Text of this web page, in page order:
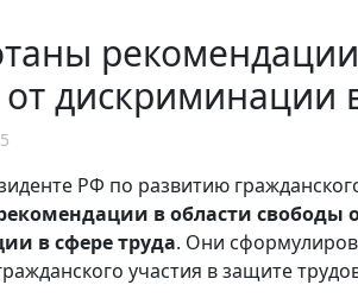
дискриминации
РФ по развитию
в области
в сфере труда. Они
участия в защите